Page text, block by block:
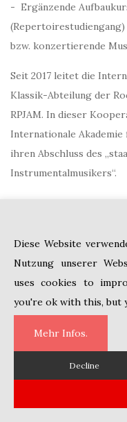
- Ergänzende
bzw. konzertierende
Seit 2017 leitet die
Klassik-Abteilung der
RPJAM. In dieser
Internationale
ihren Abschluss des
Instrumentalmusikers“.
Italien werden
Masterabschlüssen
Copyright © 2010
Diese Website
Nutzung unserer
uses cookies to
you're ok with this, but
Mehr Infos.
Decline